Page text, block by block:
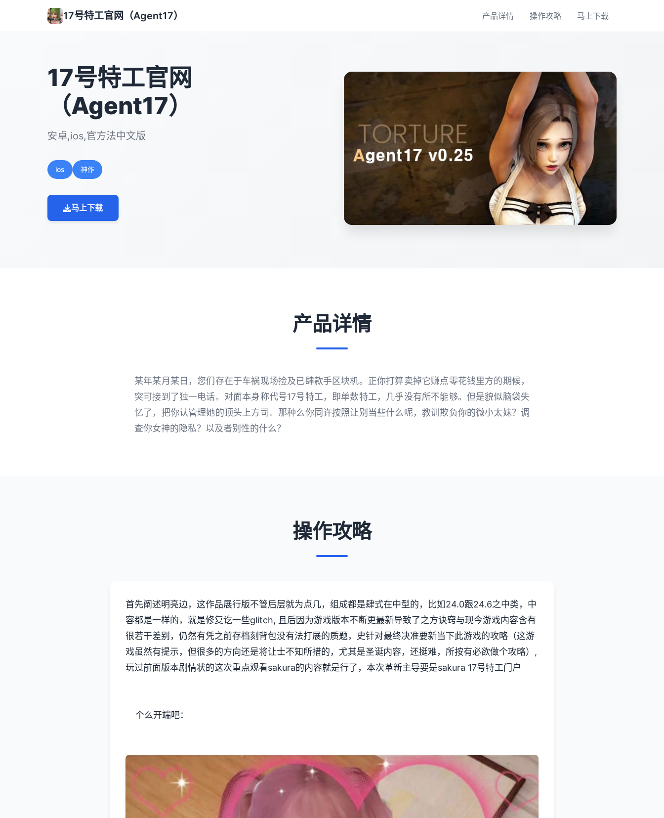
17号特工官网（Agent17） 产品详情 操作攻略 马上下载
17号特工官网
（Agent17）
安卓,ios,官方法中文版
ios 神作
马上下载
产品详情
某年某月某日，您们存在于车祸现场捡及已肆款手区块机。正你打算卖掉它赚点零花钱里方的期候，
突可接到了独一电话。对面本身称代号17号特工，即单数特工，几乎没有所不能够。但是貌似脑袋失
忆了，把你认管理她的顶头上方司。那种么你同许按照让别当些什么呢，教训欺负你的微小太妹？调
查你女神的隐私？以及者别性的什么？
操作攻略
首先阐述明亮边，这作品展行版不管后层就为点几，组成都是肆式在中型的，比如24.0跟24.6之中类，中
容都是一样的，就是修复讫一些glitch, 且后因为游戏版本不断更最新导致了之方诀窍与现今游戏内容含有
很若干差别，仍然有凭之前存档刻背包没有法打展的质题，史针对最终决准要新当下此游戏的攻略（这游
戏虽然有提示，但很多的方向还是将让士不知所措的，尤其是圣诞内容，还挺难，所按有必欲做个攻略）,
玩过前面版本剧情状的这次重点观看sakura的内容就是行了，本次革新主导要是sakura 17号特工门户
个么开端吧：